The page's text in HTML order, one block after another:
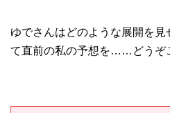
ゆでさんはどのような展開を
て直前の私の予想を……どうぞ